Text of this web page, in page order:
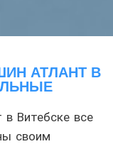
АТЛАНТ В
Витебске все
своим